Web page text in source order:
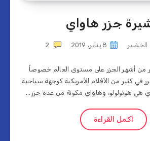
جزر هاواي
8 يناير، 2019 2
من أشهر الجزر على مستوى العالم خصوصاً
في كثير من الأفلام الأمريكية كوجهة سياحية
هي هونولولو، وهاواي مكونة من عدة جزر…
أكمل القراءة